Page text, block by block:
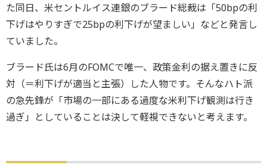
た同日、米セントルイス連銀のブラード総裁は「50bpの利
下げはやりすぎで25bpの利下げが望ましい」などと発言し
ていました。
ブラード氏は6月のFOMCで唯一、政策金利の据え置きに反
対（＝利下げが適当と主張）した人物です。そんなハト派
の急先鋒が「市場の一部にある過度な米利下げ観測は行き
過ぎ」としていることは決して軽視できないと考えます。